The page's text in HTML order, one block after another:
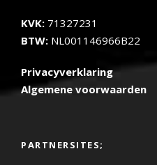
KVK: 71327231
BTW: NL001146966B22
Privacyverklaring
Algemene voorwaarden
PARTNERSITES;